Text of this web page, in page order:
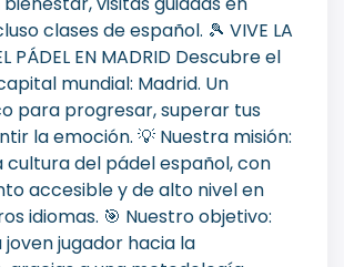
clases de español. 🎾 VIVE LA
PÁDEL EN MADRID Descubre el
mundial: Madrid. Un
para progresar, superar tus
la emoción. 💡 Nuestra misión:
del pádel español, con
accesible y de alto nivel en
idiomas. 🎯 Nuestro objetivo:
joven jugador hacia la